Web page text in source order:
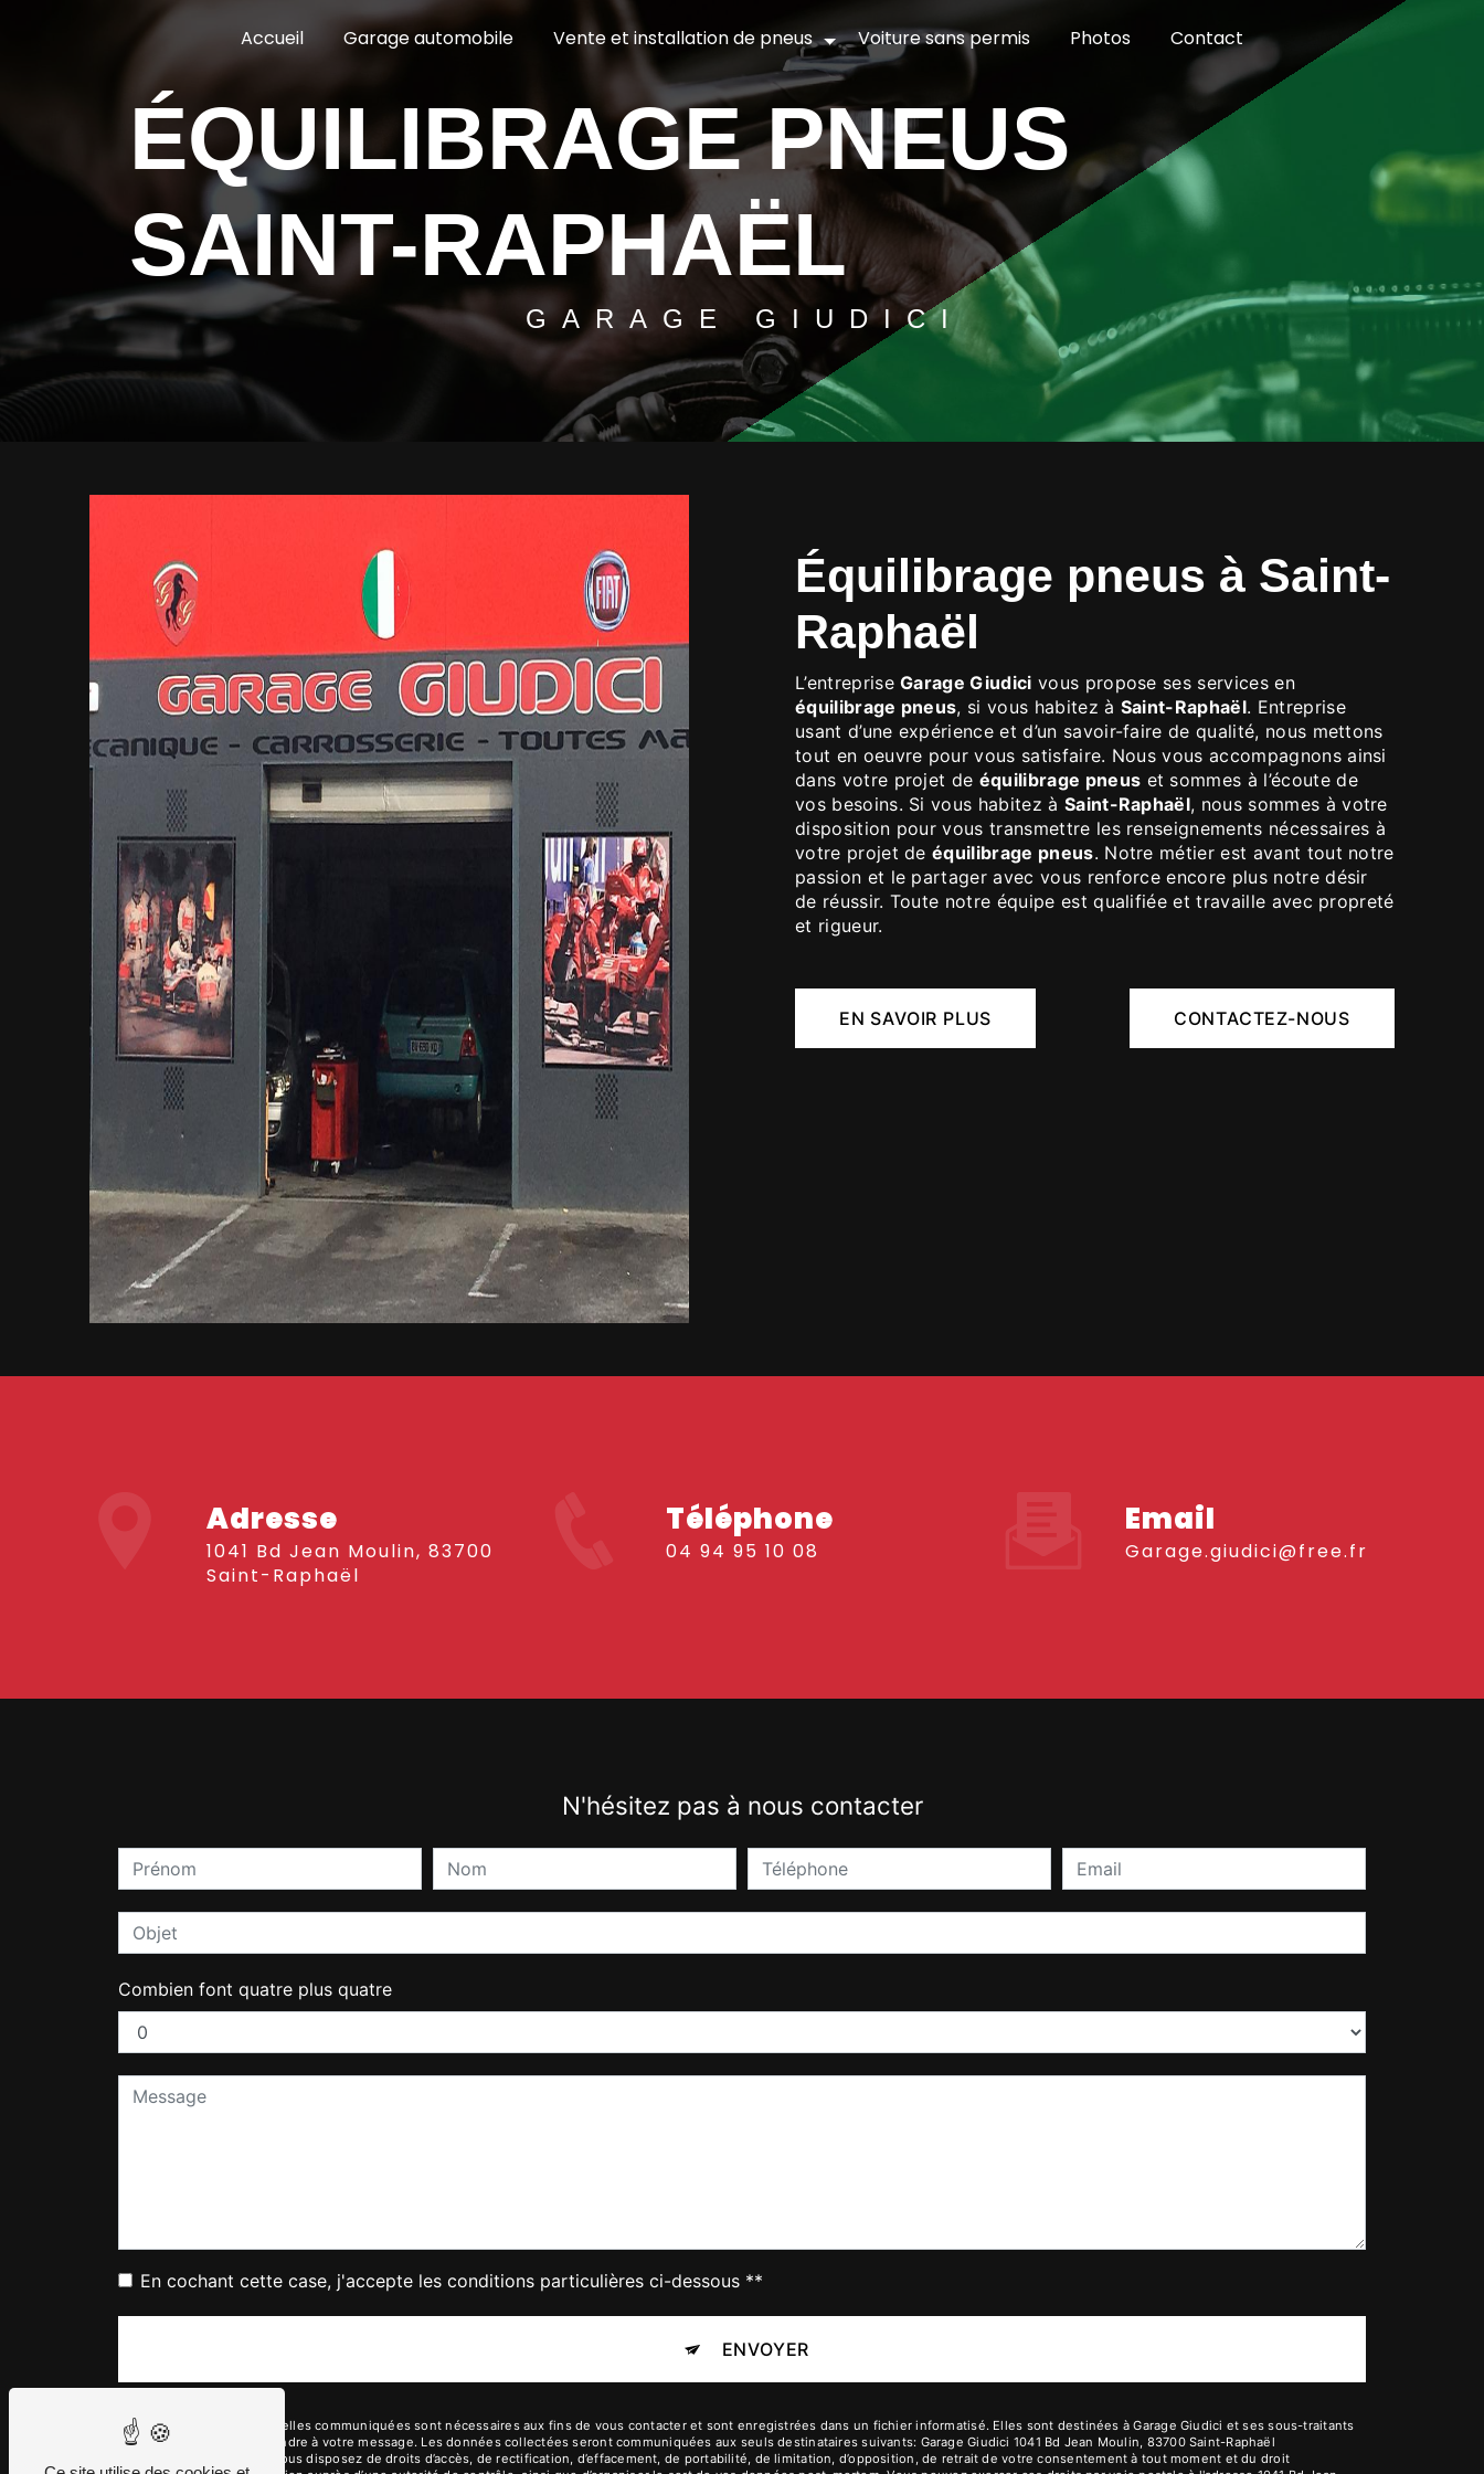
Accueil Garage automobile Vente et installation de pneus Voiture sans permis Photos Contact
ÉQUILIBRAGE PNEUS
SAINT-RAPHAËL
GARAGE GIUDICI
équilibrage pneus à Saint-
Raphaël
L’entrepriseGarage Giudici vous propose ses services en
équilibrage pneus, si vous habitez à Saint-Raphaël. Entreprise
usant d’une expérience et d’un savoir-faire de qualité, nous mettons
tout en oeuvre pour vous satisfaire. Nous vous accompagnons ainsi
dans votre projet de équilibrage pneus et sommes à l’écoute de
vos besoins. Si vous habitez à Saint-Raphaël, nous sommes à votre
disposition pour vous transmettre les renseignements nécessaires à
votre projet deéquilibrage pneus. Notre métier est avant tout notre
passion et le partager avec vous renforce encore plus notre désir
de réussir. Toute notre équipe est qualifiée et travaille avec propreté
et rigueur.
EN SAVOIR PLUS CONTACTEZ-NOUS
Adresse
1041 Bd Jean Moulin, 83700
Saint-Raphaël
Téléphone
04 94 95 10 08
Email
garage.giudici@free.fr
N'hésitez pas à nous contacter
Combien font quatre plus quatre
En cochant cette case, j'accepte les conditions particulières ci-dessous **
ENVOYER
** Les données personnelles communiquées sont nécessaires aux fins de vous contacter et sont enregistrées dans un fichier informatisé. Elles sont destinées à Garage Giudici et ses sous-traitants
dans le seul but de répondre à votre message. Les données collectées seront communiquées aux seuls destinataires suivants: Garage Giudici 1041 Bd Jean Moulin, 83700 Saint-Raphaël
garage.giudici@free.fr. Vous disposez de droits d’accès, de rectification, d’effacement, de portabilité, de limitation, d’opposition, de retrait de votre consentement à tout moment et du droit
Panneau de gestion des cookies